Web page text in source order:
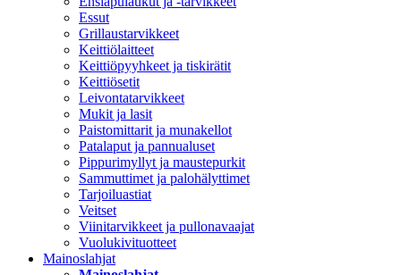
Essut
Grillaustarvikkeet
Keittiölaitteet
Keittiöpyyhkeet ja tiskirätit
Keittiösetit
Leivontatarvikkeet
Mukit ja lasit
Paistomittarit ja munakellot
Patalaput ja pannualuset
Pippurimyllyt ja maustepurkit
Sammuttimet ja palohälyttimet
Tarjoiluastiat
Veitset
Viinitarvikkeet ja pullonavaajat
Vuolukivituotteet
Mainoslahjat